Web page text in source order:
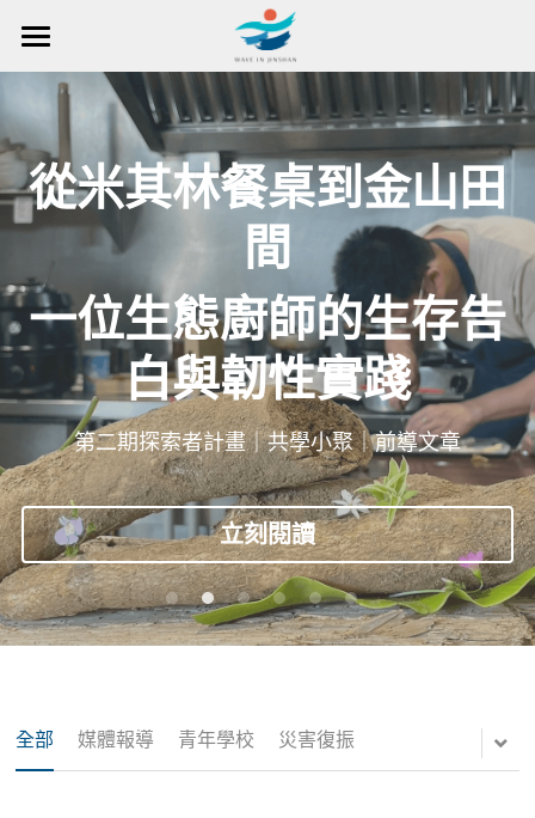
首頁
場域匯總
場域營造方法
關於創辦人
東北角｜浮金瓜
霧瑠圳|
煦新館｜金山最溫暖餐廳
享魚路｜魚路古道起點
浪集｜地方有聲圖書館
浪聚｜餐飲複合系統
浪居｜青年共居基地
在場域營造
場域營造入口
公共參與
災害復振
文化轉譯
生態農藝
藝術慶典
餐飲餐桌
在場域探索
所有文章
媒體報導
地方青年學校
探索者計畫
一起浪金山
成為青年研究員
成為探索者
成為會員
搜索
繁體中文
繁體中文
English
登入／註冊會員
從米其林餐桌到金山田
間
一位生態廚師的生存告
白與韌性實踐
第二期探索者計畫｜共學小聚｜前導文章
立刻閱讀
全部 媒體報導 青年學校 災害復振
部落格分類
所有博客分類
青年學校